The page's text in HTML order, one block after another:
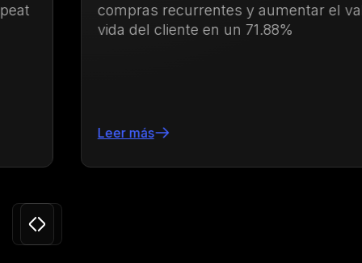
compras recurrentes y aumentar el valor de
vida del cliente en un 71.88%